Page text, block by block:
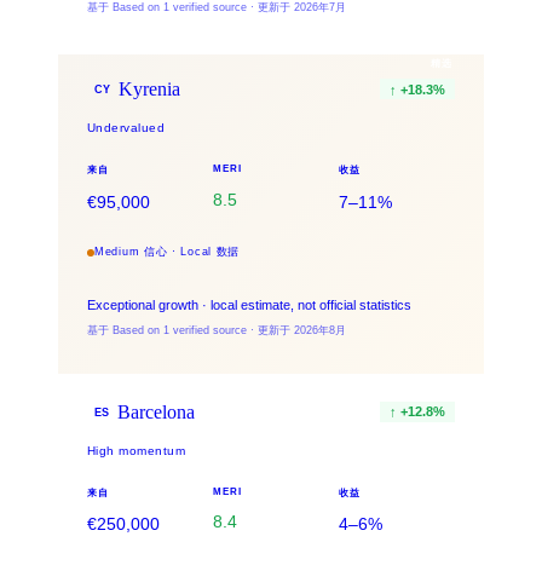
基于 Based on 1 verified source · 更新于 2026年7月
CY Kyrenia ↑ +18.3%
Undervalued
来自
€95,000
MERI
8.5
收益
7–11%
Medium 信心 · Local 数据
Exceptional growth · local estimate, not official statistics
基于 Based on 1 verified source · 更新于 2026年8月
ES Barcelona ↑ +12.8%
High momentum
来自
€250,000
MERI
8.4
收益
4–6%